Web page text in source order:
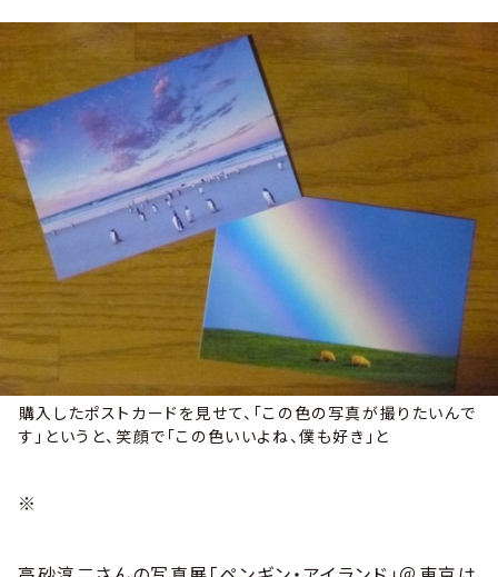
購入したポストカードを見せて、「この色の写真が撮りたいんで
す」というと、笑顔で「この色いいよね、僕も好き」と
※